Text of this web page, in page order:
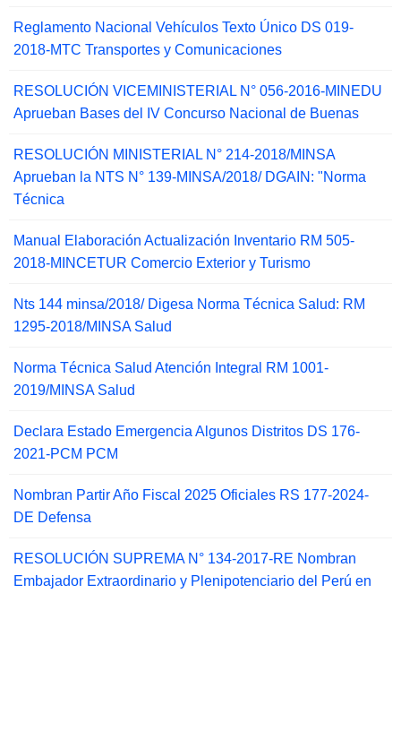
Reglamento Nacional Vehículos Texto Único DS 019-
2018-MTC Transportes y Comunicaciones
RESOLUCIÓN VICEMINISTERIAL N° 056-2016-MINEDU
Aprueban Bases del IV Concurso Nacional de Buenas
RESOLUCIÓN MINISTERIAL N° 214-2018/MINSA
Aprueban la NTS N° 139-MINSA/2018/ DGAIN: "Norma
Técnica
Manual Elaboración Actualización Inventario RM 505-
2018-MINCETUR Comercio Exterior y Turismo
Nts 144 minsa/2018/ Digesa Norma Técnica Salud: RM
1295-2018/MINSA Salud
Norma Técnica Salud Atención Integral RM 1001-
2019/MINSA Salud
Declara Estado Emergencia Algunos Distritos DS 176-
2021-PCM PCM
Nombran Partir Año Fiscal 2025 Oficiales RS 177-2024-
DE Defensa
RESOLUCIÓN SUPREMA N° 134-2017-RE Nombran
Embajador Extraordinario y Plenipotenciario del Perú en